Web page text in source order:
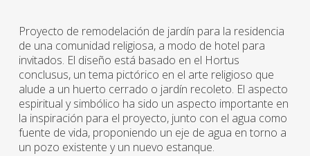
Proyecto de remodelación de jardín para la residencia
de una comunidad religiosa, a modo de hotel para
invitados. El diseño está basado en el Hortus
conclusus, un tema pictórico en el arte religioso que
alude a un huerto cerrado o jardín recoleto. El aspecto
espiritual y simbólico ha sido un aspecto importante en
la inspiración para el proyecto, junto con el agua como
fuente de vida, proponiendo un eje de agua en torno a
un pozo existente y un nuevo estanque.